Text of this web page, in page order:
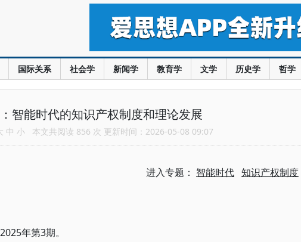
国际关系 社会学 新闻学 教育学 文学 历史学 哲学
智能时代的知识产权制度和理论发展
中 小 本文共阅读 856 次 更新时间：2026-05-08 09:07
进入专题： 智能时代 知识产权制度
2025年第3期。